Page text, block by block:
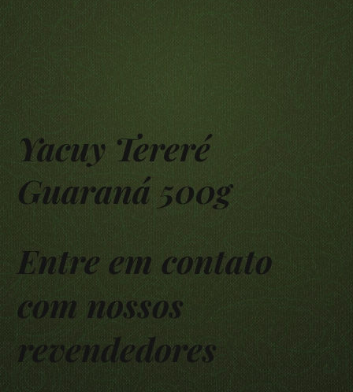
Yacuy Tereré
Guaraná 500g
Entre em contato
com nossos
revendedores